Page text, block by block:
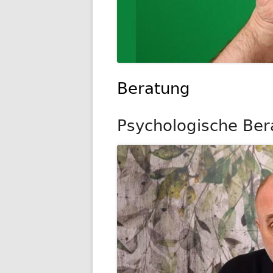
Beratung
Psychologische